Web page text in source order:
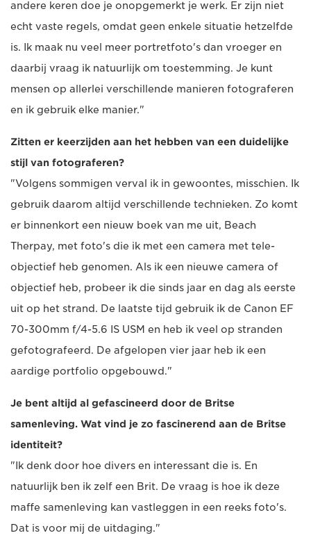
andere keren doe je onopgemerkt je werk. Er zijn niet
echt vaste regels, omdat geen enkele situatie hetzelfde
is. Ik maak nu veel meer portretfoto's dan vroeger en
daarbij vraag ik natuurlijk om toestemming. Je kunt
mensen op allerlei verschillende manieren fotograferen
en ik gebruik elke manier."
Zitten er keerzijden aan het hebben van een duidelijke
stijl van fotograferen?
"Volgens sommigen verval ik in gewoontes, misschien. Ik
gebruik daarom altijd verschillende technieken. Zo komt
er binnenkort een nieuw boek van me uit, Beach
Therpay, met foto's die ik met een camera met tele-
objectief heb genomen. Als ik een nieuwe camera of
objectief heb, probeer ik die sinds jaar en dag als eerste
uit op het strand. De laatste tijd gebruik ik de Canon EF
70-300mm f/4-5.6 IS USM en heb ik veel op stranden
gefotografeerd. De afgelopen vier jaar heb ik een
aardige portfolio opgebouwd."
Je bent altijd al gefascineerd door de Britse
samenleving. Wat vind je zo fascinerend aan de Britse
identiteit?
"Ik denk door hoe divers en interessant die is. En
natuurlijk ben ik zelf een Brit. De vraag is hoe ik deze
maffe samenleving kan vastleggen in een reeks foto's.
Dat is voor mij de uitdaging."